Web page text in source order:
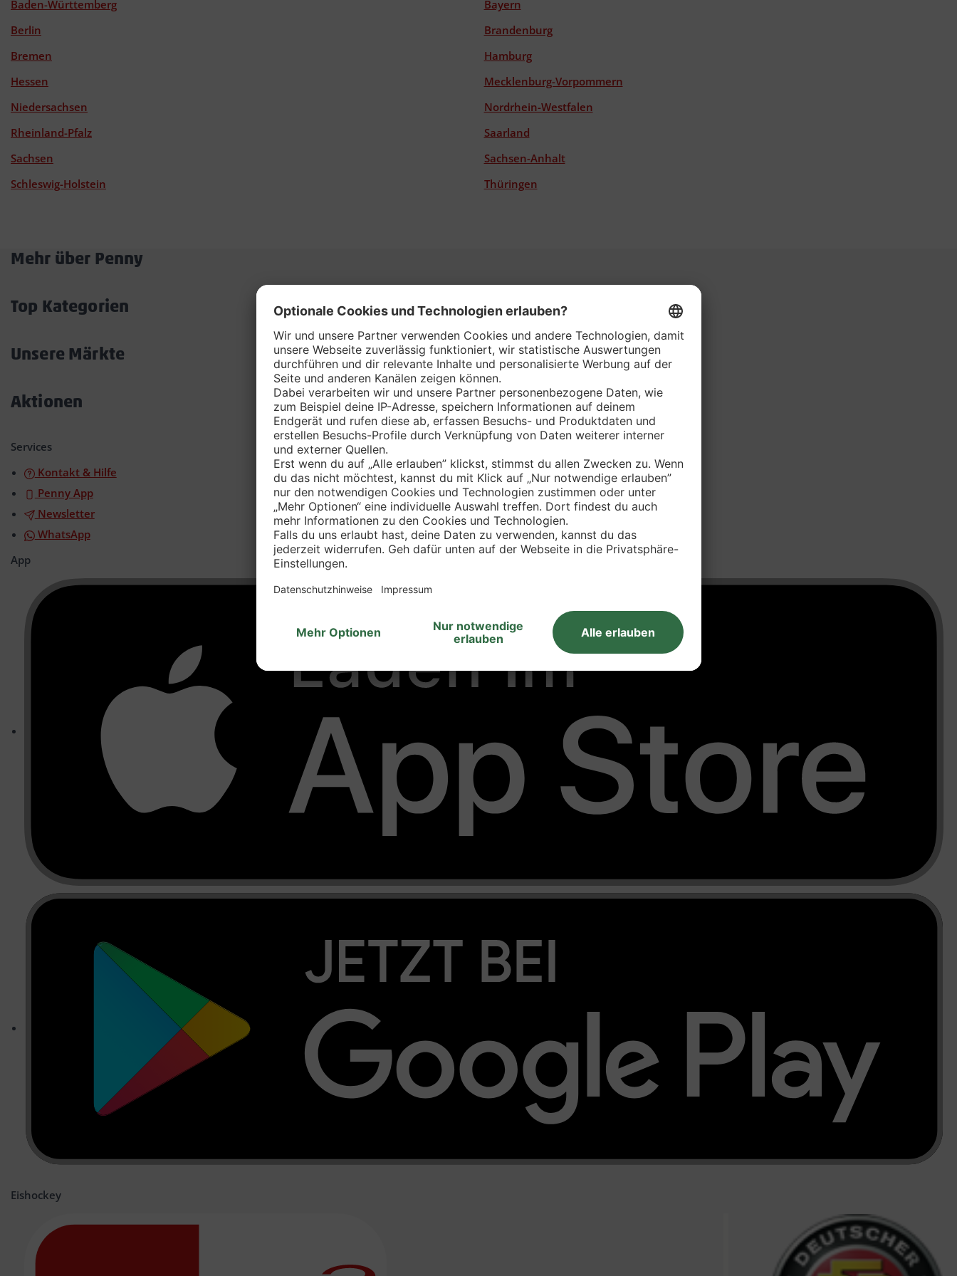
Baden-Württemberg
Bayern
Berlin
Brandenburg
Bremen
Hamburg
Hessen
Mecklenburg-Vorpommern
Niedersachsen
Nordrhein-Westfalen
Rheinland-Pfalz
Saarland
Sachsen
Sachsen-Anhalt
Schleswig-Holstein
Thüringen
Mehr über Penny
öffnen/schließen
Top Kategorien
Unsere Märkte
Aktionen
Services
Kontakt & Hilfe
Penny App
Newsletter
WhatsApp
App
Eishockey